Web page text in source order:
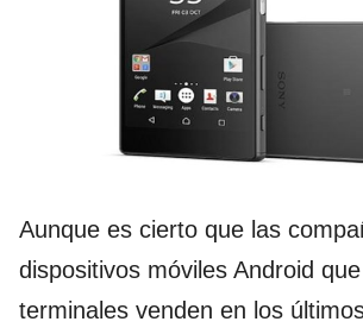
Aunque es cierto que las
dispositivos móviles Android
terminales venden en los